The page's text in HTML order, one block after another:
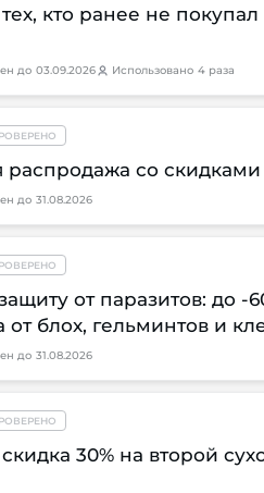
тех, кто ранее не
до 03.09.2026 Использовано 4 раза
распродажа со скидками
до 31.08.2026
от паразитов: до -
от блох, гельминтов и
до 31.08.2026
30% на второй